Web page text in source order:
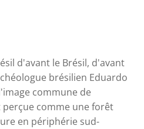
d'avant le Brésil, d'avant
brésilien Eduardo
commune de
comme une forêt
en périphérie sud-